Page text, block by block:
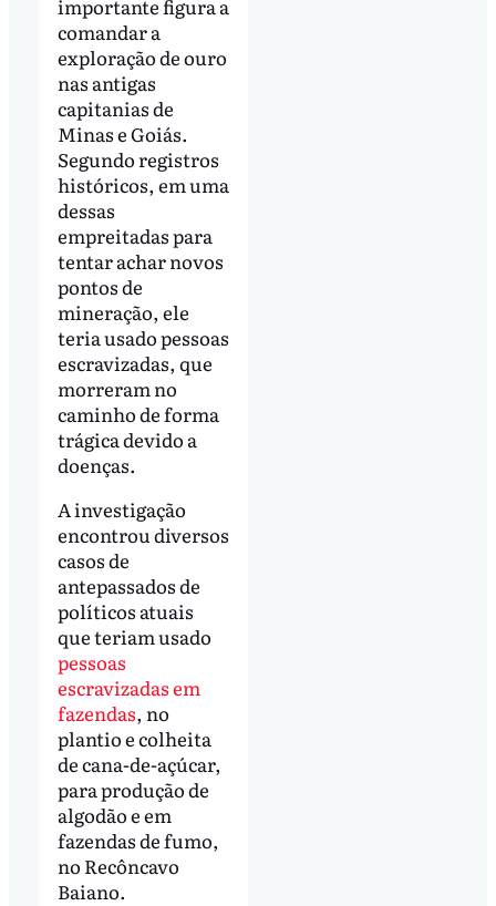
importante figura a
comandar a
exploração de ouro
nas antigas
capitanias de
Minas e Goiás.
Segundo registros
históricos, em uma
dessas
empreitadas para
tentar achar novos
pontos de
mineração, ele
teria usado pessoas
escravizadas, que
morreram no
caminho de forma
trágica devido a
doenças.
A investigação
encontrou diversos
casos de
antepassados de
políticos atuais
que teriam usado
pessoas
escravizadas em
fazendas, no
plantio e colheita
de cana-de-açúcar,
para produção de
algodão e em
fazendas de fumo,
no Recôncavo
Baiano.